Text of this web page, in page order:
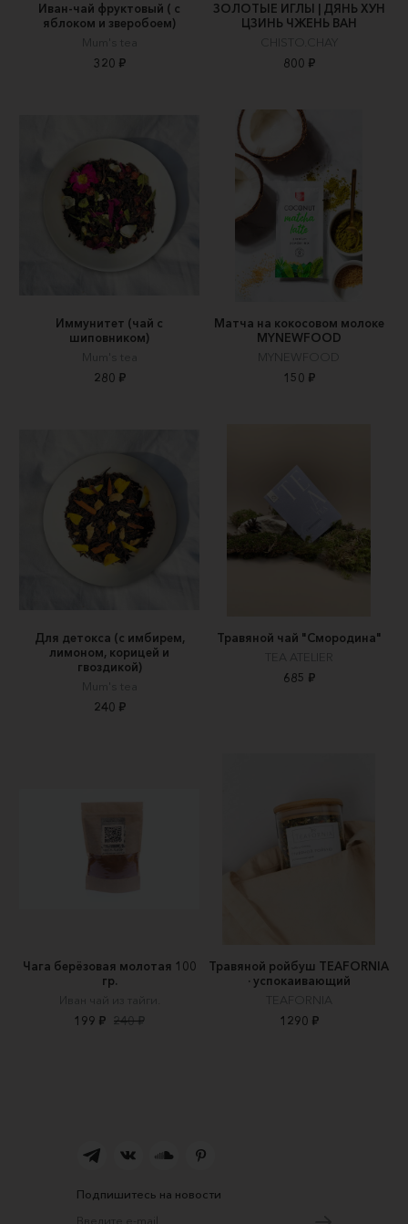
Иван-чай фруктовый ( с
яблоком и зверобоем)
Mum's tea
320 ₽
ЗОЛОТЫЕ ИГЛЫ | ДЯНЬ ХУН
ЦЗИНЬ ЧЖЕНЬ ВАН
CHISTO.CHAY
800 ₽
Иммунитет (чай с
шиповником)
Mum's tea
280 ₽
Матча на кокосовом молоке
MYNEWFOOD
MYNEWFOOD
150 ₽
Для детокса (с имбирем,
лимоном, корицей и
гвоздикой)
Mum's tea
240 ₽
Травяной чай "Смородина"
TEA ATELIER
685 ₽
Чага берёзовая молотая 100
гр.
Иван чай из тайги.
199 ₽ 240 ₽
Травяной ройбуш TEAFORNIA
· успокаивающий
TEAFORNIA
1290 ₽
Подпишитесь на новости